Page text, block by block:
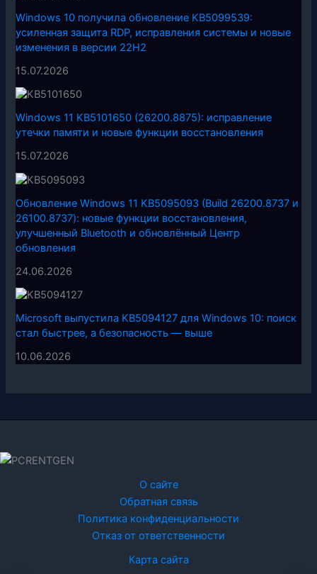
Windows 10 получила обновление KB5099539:
усиленная защита RDP, исправления системы и новые
изменения в версии 22H2
15.07.2026
Windows 11 KB5101650 (26200.8875): исправление
утечки памяти и новые функции восстановления
15.07.2026
Обновление Windows 11 KB5095093 (Build 26200.8737 и
26100.8737): новые функции восстановления,
улучшенный Bluetooth и обновлённый Центр
обновления
24.06.2026
Microsoft выпустила KB5094127 для Windows 10: поиск
стал быстрее, а безопасность — выше
10.06.2026
О сайте
Обратная связь
Политика конфиденциальности
Отказ от ответственности
Карта сайта